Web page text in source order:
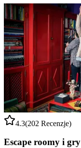
4.3(202 Recenzje)
Escape roomy i gry